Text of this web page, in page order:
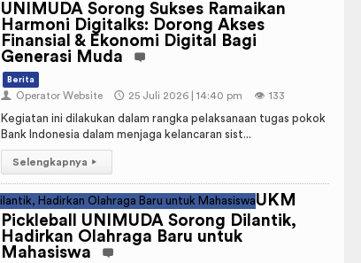
UNIMUDA Sorong Sukses Ramaikan
Harmoni Digitalks: Dorong Akses
Finansial & Ekonomi Digital Bagi
Generasi Muda
Berita
👤 Operator Website 🕔 25 Juli 2026 | 14:40 pm 👁️ 133
Kegiatan ini dilakukan dalam rangka pelaksanaan tugas pokok
Bank Indonesia dalam menjaga kelancaran sist...
Selengkapnya ▸
UKM
Pickleball UNIMUDA Sorong Dilantik,
Hadirkan Olahraga Baru untuk
Mahasiswa